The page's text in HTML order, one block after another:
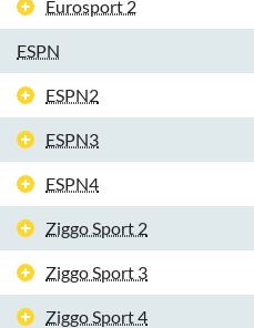
Eurosport 2
ESPN
ESPN2
ESPN3
ESPN4
Ziggo Sport 2
Ziggo Sport 3
Ziggo Sport 4